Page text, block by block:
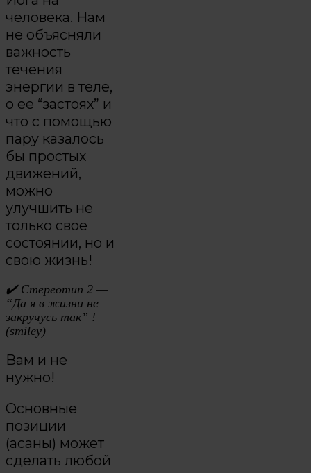
человека. Нам
не объясняли
важность
течения
энергии в теле,
о ее “застоях” и
что с помощью
пару казалось
бы простых
движений,
можно
улучшить не
только свое
состоянии, но и
свою жизнь!
✔️Стереотип 2 —
“Да я в жизни не
закручусь так” !
(smiley)
Вам и не
нужно!
Основные
позиции
(асаны) может
сделать любой